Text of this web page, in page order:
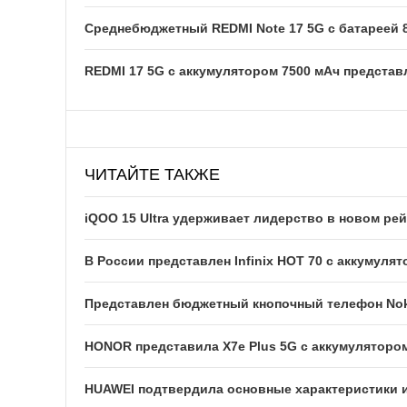
Среднебюджетный REDMI Note 17 5G с
REDMI 17 5G c аккумулятором 7500 мАч
ЧИТАЙТЕ ТАКЖЕ
iQOO 15 Ultra удерживает лидерство в новом
В России представлен Infinix HOT 70 с
Представлен бюджетный кнопочный телефон
HONOR представила X7e Plus 5G с
HUAWEI подтвердила основные характеристики